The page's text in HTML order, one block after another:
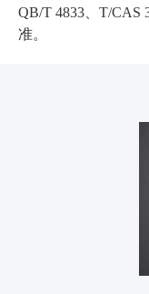
QB/T 4833、T/CAS
准。